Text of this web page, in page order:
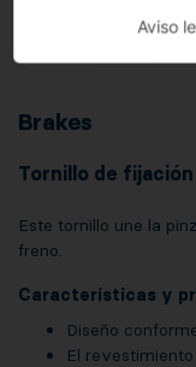
Brakes
Tornillo de
Este tornillo une la
freno.
Características y
Diseño
El
Aviso